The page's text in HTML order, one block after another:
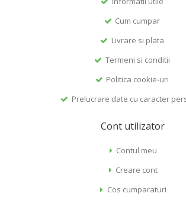
Cum cumpar
Livrare si plata
Termeni si conditii
Politica cookie-uri
Prelucrare date cu caracter
Cont utilizator
Contul meu
Creare cont
Cos cumparaturi